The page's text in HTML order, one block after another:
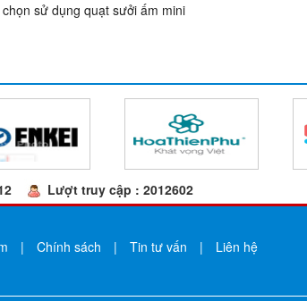
sử dụng quạt sưởi ấm mini
Lượt truy cập : 2012602
| Chính sách | Tin tư vấn | Liên hệ